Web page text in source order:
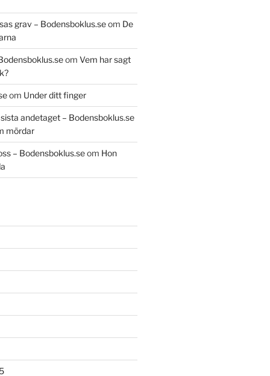
grav – Bodensboklus.seom De
om Vem har sagt
om Under ditt finger
andetaget – Bodensboklus.se
mördar
– Bodensboklus.seom Hon